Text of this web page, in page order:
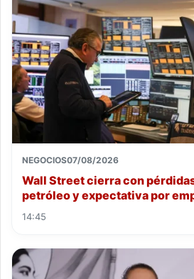
NEGOCIOS07/08/2026
Wall Street cierra con
petróleo y expectativa por
14:45